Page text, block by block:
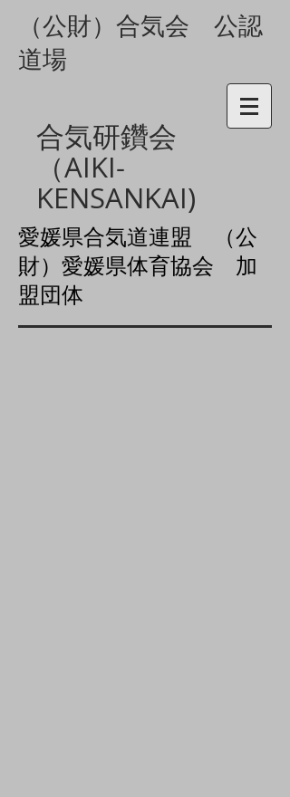
（公財）合気会 公認
道場
合気研鑽会
（AIKI-
KENSANKAI)
愛媛県合気道連盟 （公
財） 愛媛県体育協会 加
盟団体